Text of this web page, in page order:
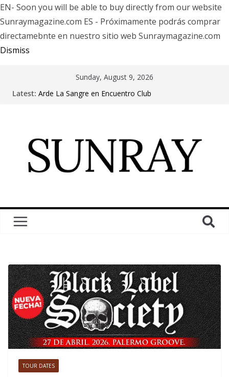
EN- Soon you will be able to buy directly from our website
Sunraymagazine.com ES - Próximamente podrás comprar
directamebnte en nuestro sitio web Sunraymagazine.com
Dismiss
Sunday, August 9, 2026
Latest: Arde La Sangre en Encuentro Club
Fear Factory live at Groove, Buenos Aires, celebrating
30 years of “Demanufacture”
TOUR DATES